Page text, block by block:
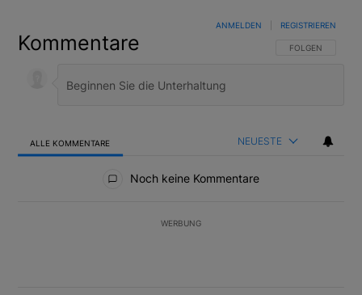
Kommentare FOLGE DIESER
FOLGEN
ANMELDEN REGISTRIEREN
ALLE KOMMENTARE NEUESTE
Noch keine Kommentare
WERBUNG